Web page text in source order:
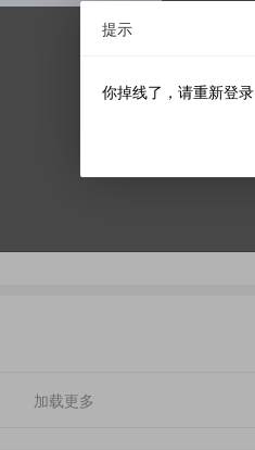
加载更多
提示
你掉线了，请重新登录